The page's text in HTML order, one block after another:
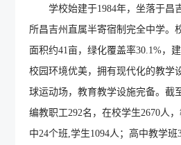
学校始建于1984年，坐落于昌
所昌吉州直属半寄宿制完全中学。
面积约41亩，绿化覆盖率30.1%，
校园环境优美，拥有现代化的教学
球运动场，教育教学设施完备。截
编教职工292名，在校学生2670人
中24个班,学生1094人；高中教学班